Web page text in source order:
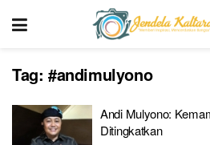
Tag: #andimulyono
Andi Mulyono:
Ditingkatkan